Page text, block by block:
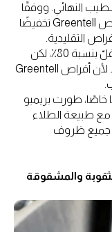
النهائي. ووفقًا
لاختبارات WLTP الأوروبية، فقد حققت أقراص Greentell تخفيضًا
كما تُظهر البيانات أن اهتراء سطح القرص تقلّ بنسبة 80٪، لكن
عمره التشغيلي يزيد بنسبة 20 إلى 30٪ فقط لأن أقراص Greentell
خاصًا، طورت بريمبو
مع طبيعة الطلاء
جميع ظروف
والمشقوقة